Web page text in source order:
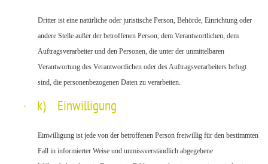
Dritter ist eine natürliche oder juristische Person, Behörde, Einrichtung oder
andere Stelle außer der betroffenen Person, dem Verantwortlichen, dem
Auftragsverarbeiter und den Personen, die unter der unmittelbaren
Verantwortung des Verantwortlichen oder des Auftragsverarbeiters befugt
sind, die personenbezogenen Daten zu verarbeiten.
· k) Einwilligung
Einwilligung ist jede von der betroffenen Person freiwillig für den bestimmten
Fall in informierter Weise und unmissverständlich abgegebene